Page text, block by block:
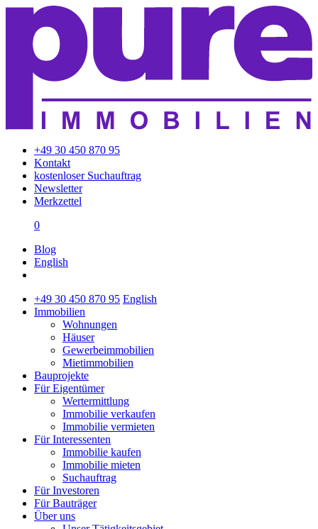
+49 30 450 870 95
Kontakt
kostenloser Suchauftrag
Newsletter
Merkzettel
0
Blog
English
+49 30 450 870 95 English
Immobilien
Wohnungen
Häuser
Gewerbeimmobilien
Mietimmobilien
Bauprojekte
Für Eigentümer
Wertermittlung
Immobilie verkaufen
Immobilie vermieten
Für Interessenten
Immobilie kaufen
Immobilie mieten
Suchauftrag
Für Investoren
Für Bauträger
Über uns